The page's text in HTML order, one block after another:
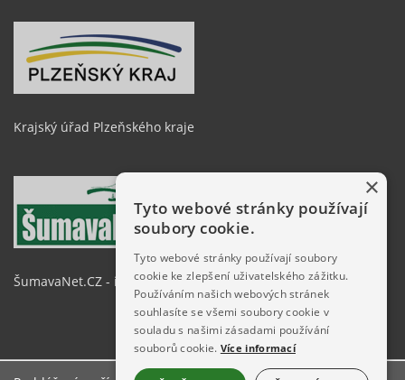
Krajský úřad Plzeňského kraje
ŠumavaNet.CZ - informace o regionu
×
Tyto webové stránky používají
soubory cookie.
Tyto webové stránky používají soubory
cookie ke zlepšení uživatelského zážitku.
Používáním našich webových stránek
souhlasíte se všemi soubory cookie v
souladu s našimi zásadami používání
souborů cookie. Více informací